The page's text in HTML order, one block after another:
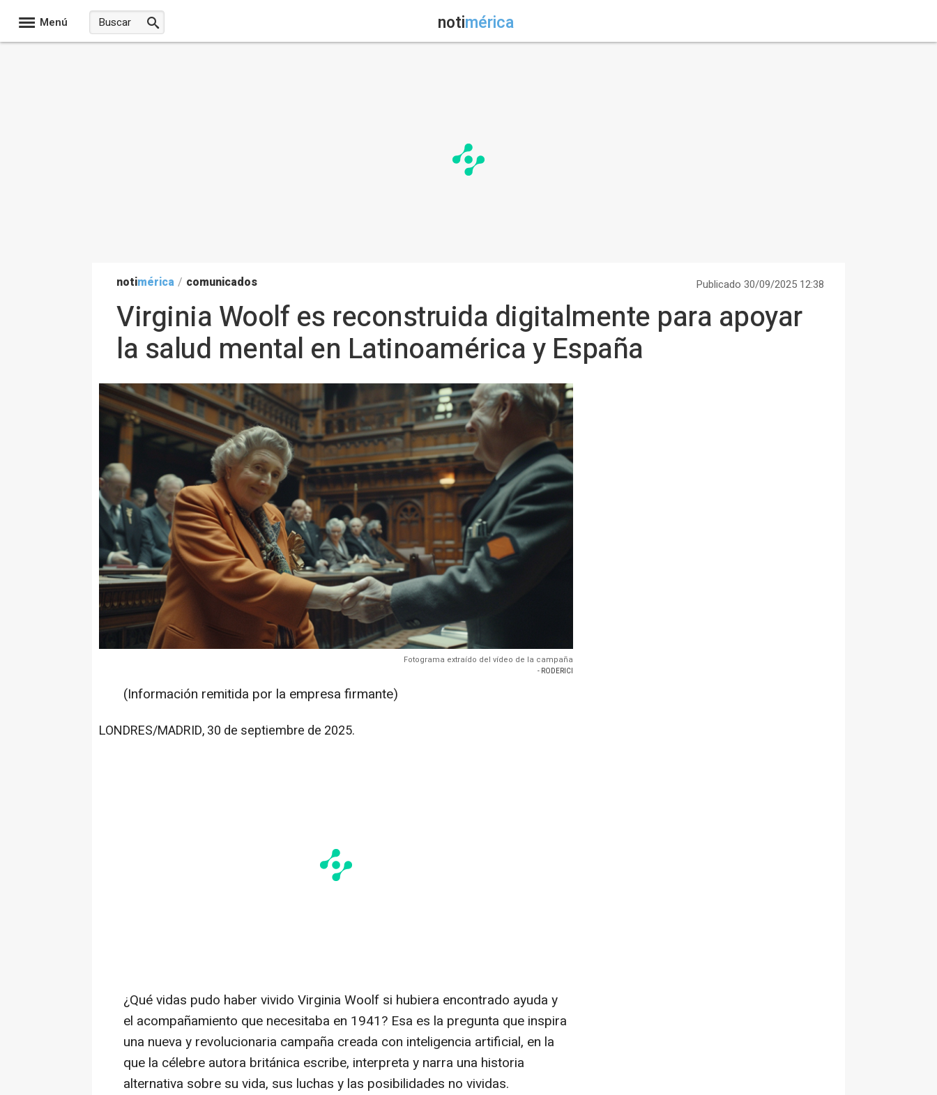
Menú notimérica
notimérica / comunicados Publicado 30/09/2025 12:38
Virginia Woolf es reconstruida digitalmente para apoyar
la salud mental en Latinoamérica y España
Fotograma extraído del vídeo de la campaña
- RODERICI
(Información remitida por la empresa firmante)
LONDRES/MADRID, 30 de septiembre de 2025.
¿Qué vidas pudo haber vivido Virginia Woolf si hubiera encontrado ayuda y
el acompañamiento que necesitaba en 1941? Esa es la pregunta que inspira
una nueva y revolucionaria campaña creada con inteligencia artificial, en la
que la célebre autora británica escribe, interpreta y narra una historia
alternativa sobre su vida, sus luchas y las posibilidades no vividas.